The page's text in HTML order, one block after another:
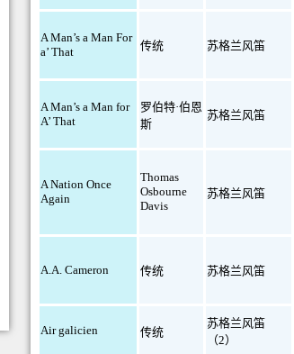
A Man’s a Man For
a’ That
传统 苏格兰风笛
A Man’s a Man for
A’ That
罗伯特·伯恩
斯
苏格兰风笛
A Nation Once
Again
Thomas
Osbourne
Davis
苏格兰风笛
A.A. Cameron 传统 苏格兰风笛
Air galicien 传统
苏格兰风笛
（2）